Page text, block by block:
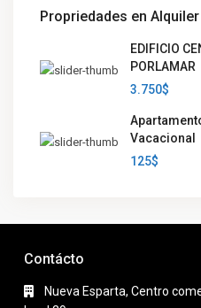
Propriedades en Alquiler
EDIFICIO
PORLAMAR
3.750$
Vacacional
125$
Contácto
Nueva Esparta, Centro